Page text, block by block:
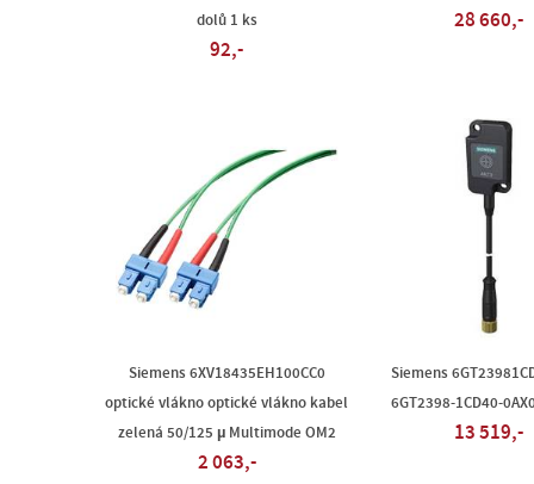
dolů 1 ks
92,-
28 660,-
Siemens 6XV18435EH100CC0
optické vlákno optické vlákno kabel
zelená 50/125 µ Multimode OM2
2 063,-
Siemens
6GT2398-1CD40-
13 519,-